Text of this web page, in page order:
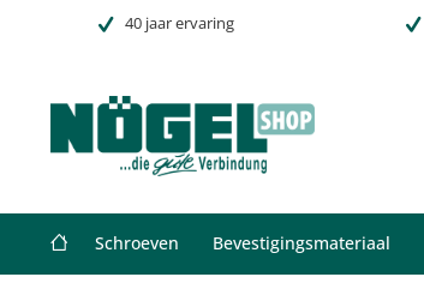
40 jaar ervaring
Schroeven Bevestigingsmateriaal